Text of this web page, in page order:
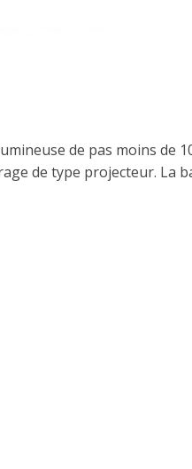
de pas moins de
de type projecteur. La